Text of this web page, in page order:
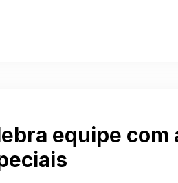
equipe com